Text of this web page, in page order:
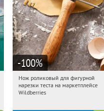
-100%
01:33:03 Получили:
Россия
Нож роликовый для фигурной
нарезки теста на маркетплейсе
Wildberries